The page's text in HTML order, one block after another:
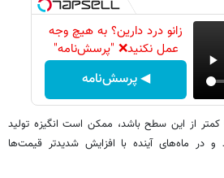
زانو درد دارین؟ به هیچ وجه
عمل نکنید❌ "پرسش‌نامه"
◀ پرسش‌نامه
از این سطح باشد، ممکن است انگیزه تولید
در ماه‌های آینده با افزایش شدیدتر قیمت‌ها